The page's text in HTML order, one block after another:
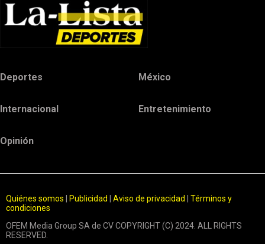
Deportes México
Internacional Entretenimiento
Opinión
Quiénes somos Publicidad Aviso de privacidad
Términos y
condiciones
OFEM Media Group SA de CV COPYRIGHT (C) 2024. ALL RIGHTS
RESERVED.